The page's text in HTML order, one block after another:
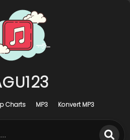
Charts MP3 Konvert MP3